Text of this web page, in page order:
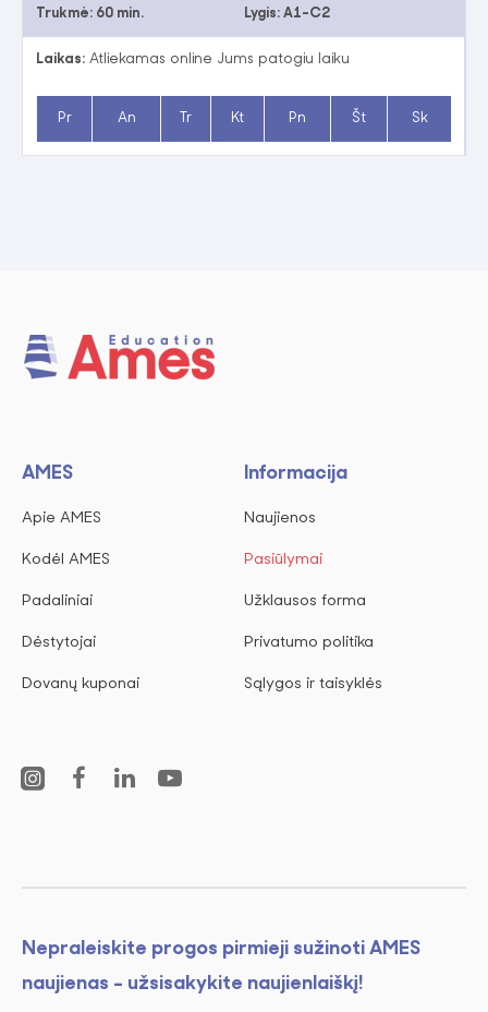
Trukmė: 60 min. Lygis: A1–C2
Laikas: Atliekamas online Jums patogiu laiku
Pr An Tr Kt Pn Št Sk
AMES
Apie AMES
Kodėl AMES
Padaliniai
Dėstytojai
Dovanų kuponai
Informacija
Naujienos
Pasiūlymai
Užklausos forma
Privatumo politika
Sąlygos ir taisyklės
Nepraleiskite progos pirmieji sužinoti AMES
naujienas - užsisakykite naujienlaiškį!